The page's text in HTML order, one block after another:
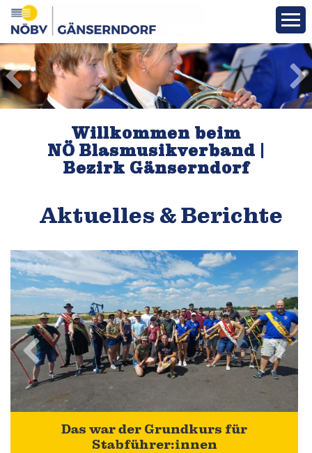
Aktuelles
Infos & Termine
Über den Bezirk
Fotos
Veranstaltungen
Formulare & Downloads
Willkommen beim
NÖ Blasmusikverband
Bezirk Gänserndorf
Aktuelles & Berichte
Das war der Grundkurs für
Stabführer:innen